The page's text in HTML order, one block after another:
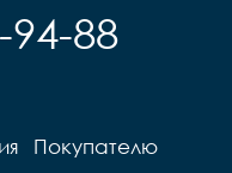
94-88
Покупателю